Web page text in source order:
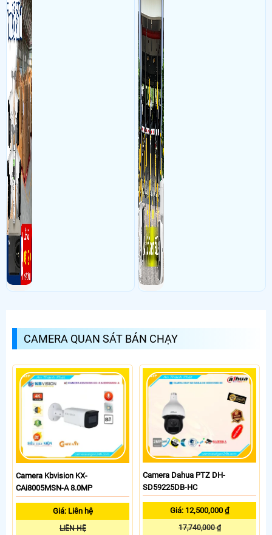
CAMERA QUAN SÁT BÁN CHẠY
Camera Kbvision KX-
CAi8005MSN-A 8.0MP
Giá: Liên hệ
LIÊN HỆ
Camera Dahua PTZ DH-
SD59225DB-HC
Giá: 12,500,000 ₫
17,740,000 ₫